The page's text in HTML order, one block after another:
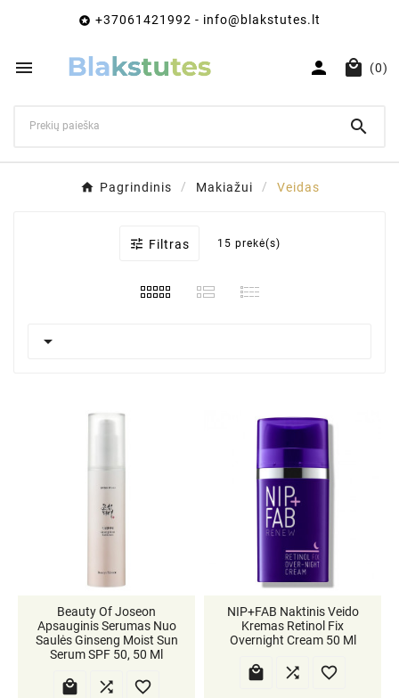
 +37061421992 - info@blakstutes.lt
   (0)

Pagrindinis Makiažui Veidas
 Filtras 15 prekė(s)

Beauty Of Joseon
Apsauginis Serumas Nuo
Saulės Ginseng Moist Sun
Serum SPF 50, 50 Ml
  
NIP+FAB Naktinis Veido
Kremas Retinol Fix
Overnight Cream 50 Ml
  